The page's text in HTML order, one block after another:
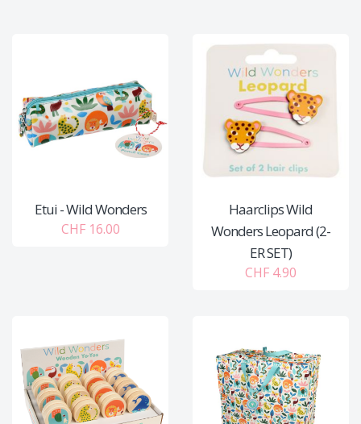
Etui - Wild Wonders
CHF 16.00
Haarclips Wild
Wonders Leopard (2-
ER SET)
CHF 4.90